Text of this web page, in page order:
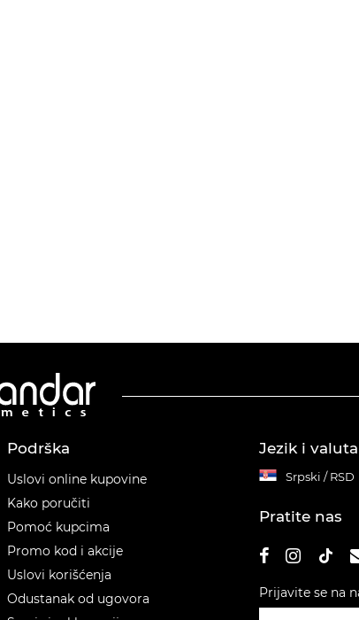
Podrška
Uslovi online kupovine
Kako poručiti
Pomoć kupcima
Promo kod i akcije
Uslovi korišćenja
Odustanak od ugovora
Jezik i valuta
Srpski / RSD
Pratite nas
Prijavite se na